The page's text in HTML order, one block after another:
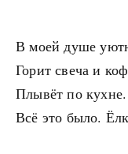
В моей душе
Горит свеча и
Плывёт по
Всё это было.